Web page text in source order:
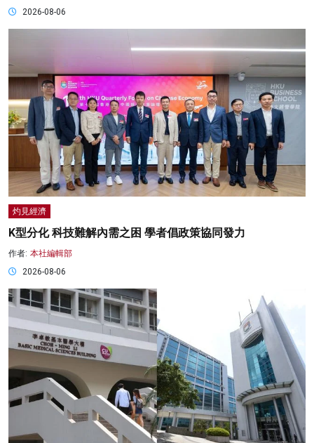
2026-08-06
灼見經濟
K型分化 科技難解內需之困 學者倡政策協同發力
作者: 本社編輯部
2026-08-06